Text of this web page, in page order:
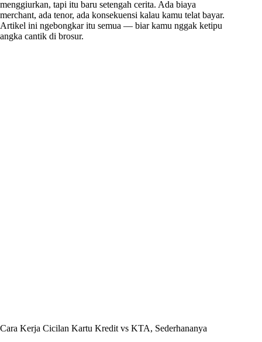
menggiurkan, tapi itu baru setengah cerita. Ada biaya
merchant, ada tenor, ada konsekuensi kalau kamu telat bayar.
Artikel ini ngebongkar itu semua — biar kamu nggak ketipu
angka cantik di brosur.
Cara Kerja Cicilan Kartu Kredit vs KTA, Sederhananya